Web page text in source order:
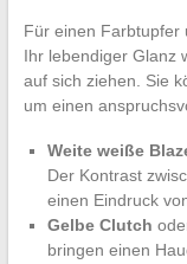
Für einen Farbtupfer
Ihr lebendiger Glanz
auf sich ziehen. Sie
um einen
Weite weiße
Der Kontrast
einen Eindruck
Gelbe Clutch
bringen einen